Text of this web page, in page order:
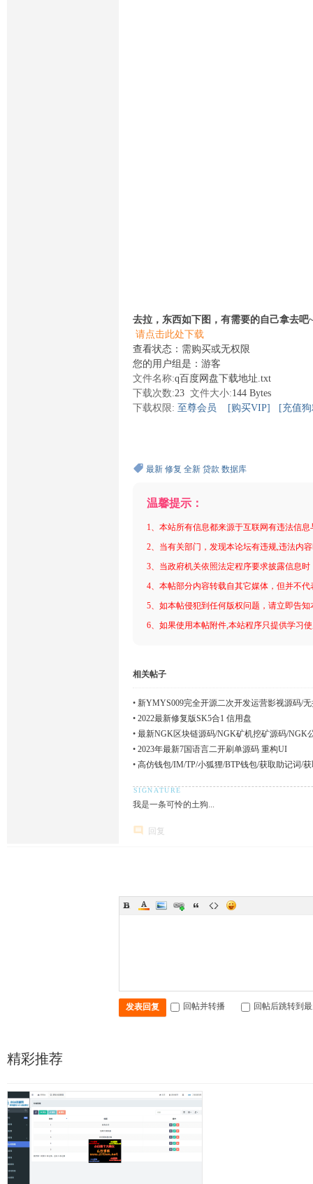
去拉，东西如下图，有需要的自己拿去吧~
请点击此处下载
查看状态：需购买或无权限
您的用户组是：游客
文件名称:q百度网盘下载地址.txt
下载次数:23 文件大小:144 Bytes
下载权限: 至尊会员 [购买VIP] [充值
最新 修复 全新 贷款 数据库
温馨提示：
1、本站所有信息都来源于互联网有违法信
2、当有关部门，发现本论坛有违规,违法内
3、当政府机关依照法定程序要求披露信息
4、本帖部分内容转载自其它媒体，但并不
5、如本帖侵犯到任何版权问题，请立即告
6、如果使用本帖附件,本站程序只提供学习
相关帖子
• 新YMYS009完全开源二次开发运营影视源码/
视系统/视频搭建教程
• 2022最新修复版SK5合1 信用盘
• 最新NGK区块链源码/NGK矿机挖矿源码/NGK
• 2023年最新7国语言二开刷单源码 重构UI
• 高仿钱包/IM/TP/小狐狸/BTP钱包/获取助记词/
我是一条可怜的土狗...
回复
发表回复 回帖并转播 回帖后跳转到
精彩推荐